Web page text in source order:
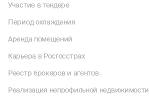
Участие в тендере
Период охлаждения
Аренда помещений
Карьера в Росгосстрах
Реестр брокеров и агентов
Реализация непрофильной недвижимости